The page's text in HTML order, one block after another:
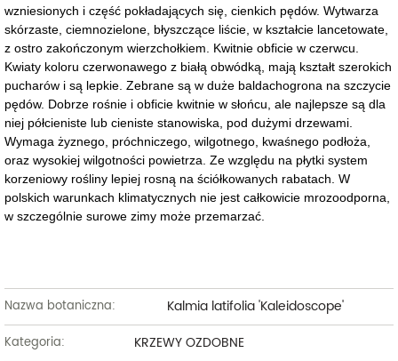
wzniesionych i część pokładających się, cienkich pędów. Wytwarza
skórzaste, ciemnozielone, błyszczące liście, w kształcie lancetowate,
z ostro zakończonym wierzchołkiem. Kwitnie obficie w czerwcu.
Kwiaty koloru czerwonawego z białą obwódką, mają kształt szerokich
pucharów i są lepkie. Zebrane są w duże baldachogrona na szczycie
pędów. Dobrze rośnie i obficie kwitnie w słońcu, ale najlepsze są dla
niej półcieniste lub cieniste stanowiska, pod dużymi drzewami.
Wymaga żyznego, próchniczego, wilgotnego, kwaśnego podłoża,
oraz wysokiej wilgotności powietrza. Ze względu na płytki system
korzeniowy rośliny lepiej rosną na ściółkowanych rabatach. W
polskich warunkach klimatycznych nie jest całkowicie mrozoodporna,
w szczególnie surowe zimy może przemarzać.
Nazwa botaniczna: Kalmia latifolia 'Kaleidoscope'
Kategoria: KRZEWY OZDOBNE